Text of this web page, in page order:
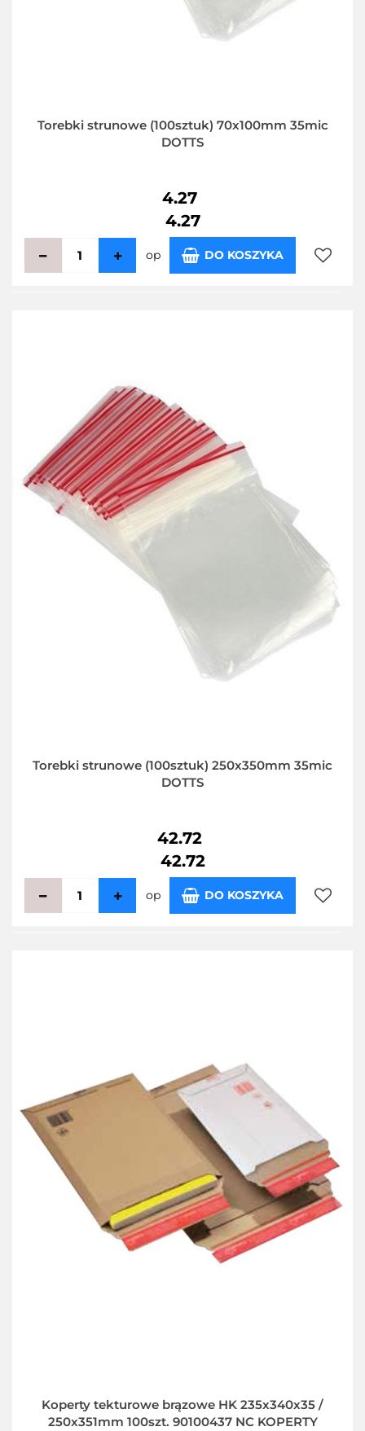
Torebki strunowe (100sztuk) 70x100mm 35mic
DOTTS
4.27
4.27
op DO KOSZYKA
Torebki strunowe (100sztuk) 250x350mm 35mic
DOTTS
42.72
42.72
op DO KOSZYKA
Koperty tekturowe brązowe HK 235x340x35 /
250x351mm 100szt. 90100437 NC KOPERTY